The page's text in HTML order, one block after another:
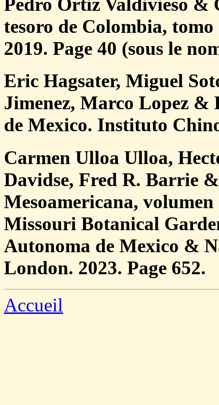
Pedro Ortiz Valdivieso &
tesoro de Colombia,
2019. Page 40 (sous le
Eric Hagsater, Miguel
Jimenez, Marco Lopez &
de Mexico. Instituto
Carmen Ulloa Ulloa,
Davidse, Fred R. Barrie
Mesoamericana,
Missouri Botanical
Autonoma de Mexico &
London. 2023. Page 652.
Accueil